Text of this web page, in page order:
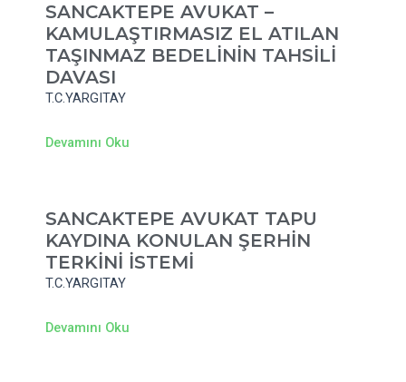
SANCAKTEPE AVUKAT –
KAMULAŞTIRMASIZ EL ATILAN
TAŞINMAZ BEDELİNİN TAHSİLİ
DAVASI
T.C.YARGITAY
Devamını Oku
SANCAKTEPE AVUKAT TAPU
KAYDINA KONULAN ŞERHİN
TERKİNİ İSTEMİ
T.C.YARGITAY
Devamını Oku